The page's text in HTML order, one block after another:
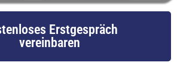
Erstgespräch
vereinbaren